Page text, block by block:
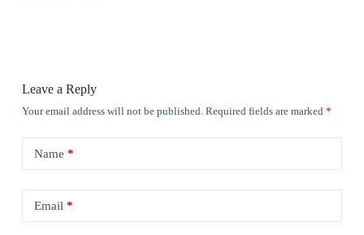
Leave a Reply
Your email address will not be published. Required fields are marked *
Name *
Email *